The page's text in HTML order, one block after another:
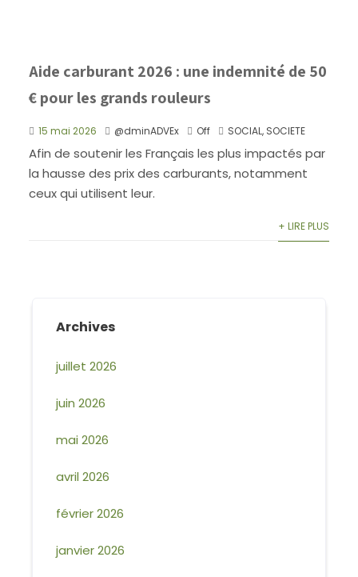
Aide carburant 2026 : une indemnité de 50
€ pour les grands rouleurs
15 mai 2026 @dminADVEx Off SOCIAL, SOCIETE
Afin de soutenir les Français les plus impactés par
la hausse des prix des carburants, notamment
ceux qui utilisent leur.
+ LIRE PLUS
Archives
juillet 2026
juin 2026
mai 2026
avril 2026
février 2026
janvier 2026